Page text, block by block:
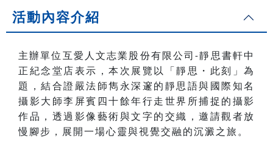
活動內容介紹
主辦單位互愛人文志業股份有限公司-靜思書軒中
正紀念堂店表示，本次展覽以「靜思・此刻」為
題，結合證嚴法師雋永深邃的靜思語與國際知名
攝影大師李屏賓四十餘年行走世界所捕捉的攝影
作品，透過影像藝術與文字的交織，邀請觀者放
慢腳步，展開一場心靈與視覺交融的沉澱之旅。